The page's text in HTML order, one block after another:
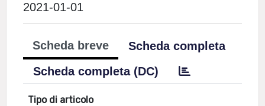
2021-01-01
Scheda breve
Scheda completa
Scheda completa (DC)
Tipo di articolo